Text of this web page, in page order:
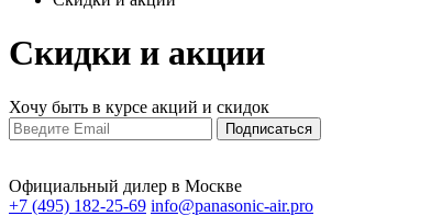
Скидки и акции
Хочу быть в курсе акций и скидок
Официальный дилер в Москве
+7 (495) 182-25-69 info@panasonic-air.pro